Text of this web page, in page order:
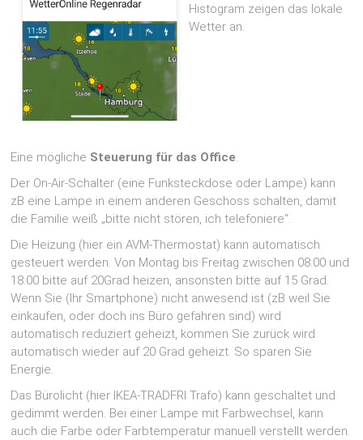
Histogram zeigen das lokale
Wetter an.
Eine mögliche Steuerung für das Office.
Der On-Air-Schalter (eine Funksteckdose oder Lampe) kann
zB eine Lampe in einem anderen Geschoss schalten, damit
die Familie weiß „bitte nicht stören, ich telefoniere“.
Die Heizung (hier ein AVM-Thermostat) kann automatisch
gesteuert werden. Von Montag bis Freitag zwischen 08:00 und
18:00 bitte auf 20Grad heizen, ansonsten bitte auf 15 Grad.
Wenn Sie (Ihr Smartphone) nicht anwesend ist (zB weil Sie
einkaufen, oder doch ins Büro gefahren sind) wird
automatisch reduziert geheizt, kommen Sie zurück wird
automatisch wieder auf 20 Grad geheizt. So sparen Sie
Energie.
Das Bürolicht (hier IKEA-TRADFRI Trafo) kann geschaltet und
gedimmt werden. Bei einer Lampe mit Farbwechsel, kann
auch die Farbe oder Farbtemperatur manuell verstellt werden.